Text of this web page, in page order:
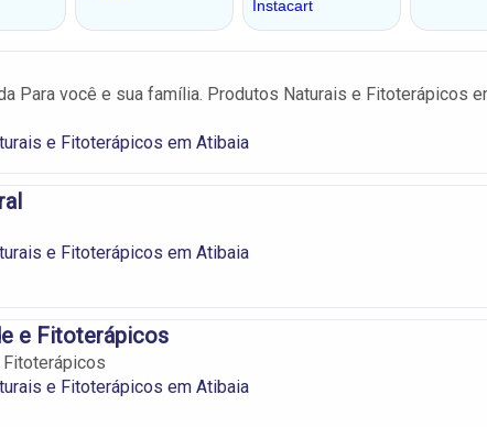
Para você e sua família. Produtos Naturais e Fitoterápicos
e Fitoterápicos em Atibaia
e Fitoterápicos em Atibaia
e Fitoterápicos
Fitoterápicos
e Fitoterápicos em Atibaia